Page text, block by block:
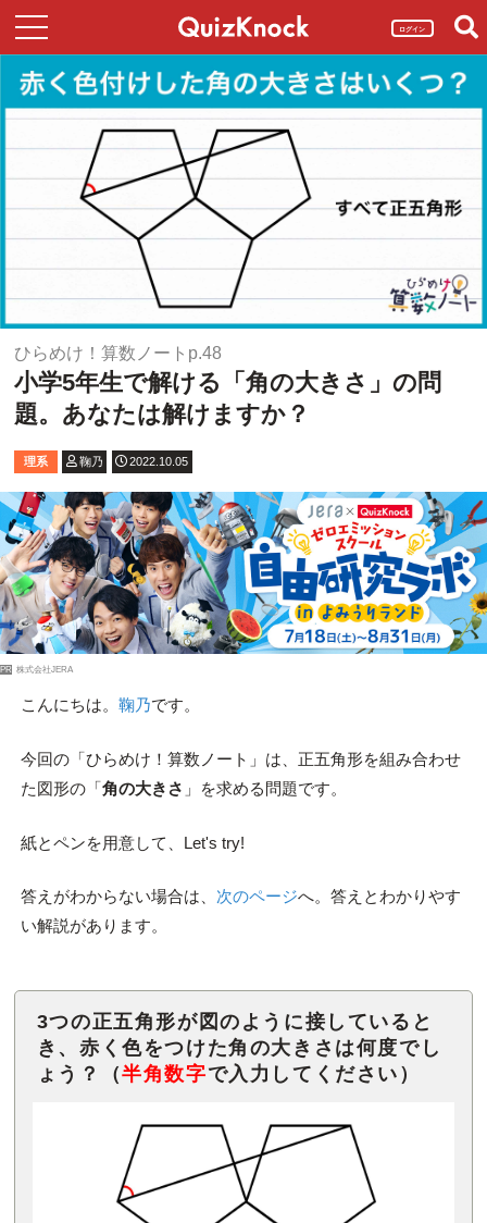
ログイン
ひらめけ！算数ノートp.48
小学5年生で解ける「角の大きさ」の問
題。あなたは解けますか？
理系 鞠乃 2022.10.05
PR 株式会社JERA
こんにちは。 鞠乃です。
今回の「ひらめけ！算数ノート」は、正五角形を組み合わせ
た図形の「角の大きさ 」を求める問題です。
紙とペンを用意して、Let's try!
答えがわからない場合は、 次のページへ。答えとわかりやす
い解説があります。
3つの正五角形が図のように接していると
き、赤く色をつけた角の大きさは何度でし
ょう？（半角数字で入力してください）